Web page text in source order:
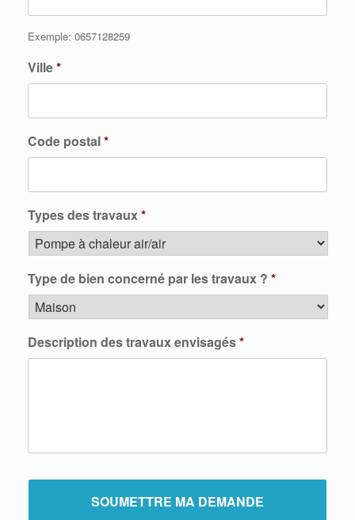
Exemple: 0657128259
Ville*
Code postal*
Types des travaux*
Type de bien concerné par les travaux ? *
Description des travaux envisagés*